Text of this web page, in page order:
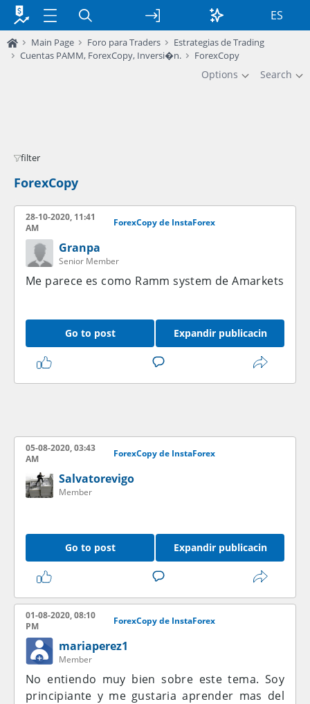
ES
Main Page Foro para Traders
Estrategias de Trading
Cuentas PAMM, ForexCopy, Inversi�n.
ForexCopy
Options Search
filter
ForexCopy
28-10-2020, 11:41
AM
ForexCopy de InstaForex
Granpa
Senior Member
Me parece es como Ramm system de Amarkets
Go to post Expandir publicacin
05-08-2020, 03:43
AM
ForexCopy de InstaForex
Salvatorevigo
Member
Go to post Expandir publicacin
01-08-2020, 08:10
PM
ForexCopy de InstaForex
mariaperez1
Member
No entiendo muy bien sobre este tema. Soy
principiante y me gustaria aprender mas del